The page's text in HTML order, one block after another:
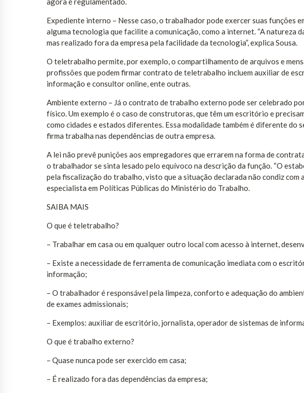
Expediente interno – Nesse caso, o trabalhador pode exercer suas funções
alguma tecnologia que facilite a comunicação, como a internet. “A natureza
mas realizado fora da empresa pela facilidade da tecnologia”, explica Sousa.
O teletrabalho permite, por exemplo, o compartilhamento de arquivos e
profissões que podem firmar contrato de teletrabalho incluem auxiliar de
informação e consultor online, ente outras.
Ambiente externo – Já o contrato de trabalho externo pode ser celebrado
físico. Um exemplo é o caso de construtoras, que têm um escritório e
como cidades e estados diferentes. Essa modalidade também é diferente do
firma trabalha nas dependências de outra empresa.
A lei não prevê punições aos empregadores que errarem na forma de
o trabalhador se sinta lesado pelo equívoco na descrição da função. “O
pela fiscalização do trabalho, visto que a situação declarada não condiz com
especialista em Políticas Públicas do Ministério do Trabalho.
SAIBA MAIS
O que é teletrabalho?
– Trabalhar em casa ou em qualquer outro local com acesso à internet,
– Existe a necessidade de ferramenta de comunicação imediata com o
informação;
– O trabalhador é responsável pela limpeza, conforto e adequação do
de exames admissionais;
– Exemplos: auxiliar de escritório, jornalista, operador de sistemas de
O que é trabalho externo?
– Quase nunca pode ser exercido em casa;
– É realizado fora das dependências da empresa;